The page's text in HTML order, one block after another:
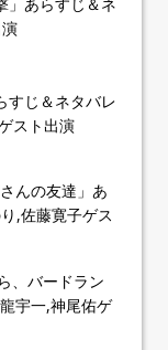
すじ＆ネタバレ
スト出演
んの友達」あ
,佐藤寛子ゲス
、バードラン
宇一,神尾佑ゲ